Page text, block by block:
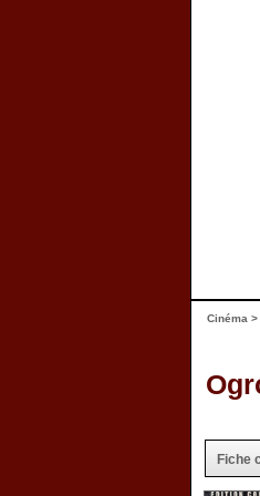
Cinéma >
Fiche